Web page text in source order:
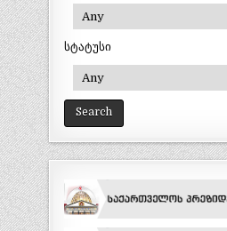
სტატუსი